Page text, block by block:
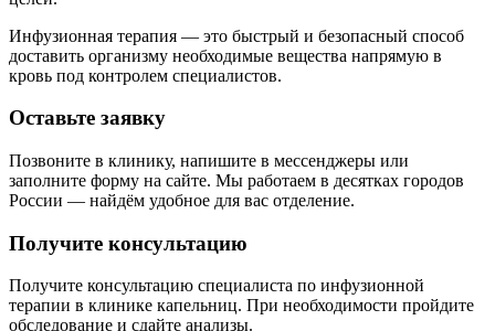
Инфузионная терапия — это быстрый и безопасный способ
доставить организму необходимые вещества напрямую в
кровь под контролем специалистов.
Оставьте заявку
Позвоните в клинику, напишите в мессенджеры или
заполните форму на сайте. Мы работаем в десятках городов
России — найдём удобное для вас отделение.
Получите консультацию
Получите консультацию специалиста по инфузионной
терапии в клинике капельниц. При необходимости пройдите
обследование и сдайте анализы.